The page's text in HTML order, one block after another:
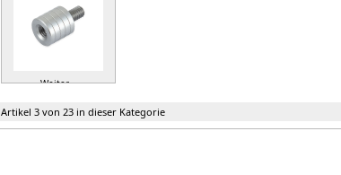
Weiter »
Artikel 3 von 23 in dieser Kategorie